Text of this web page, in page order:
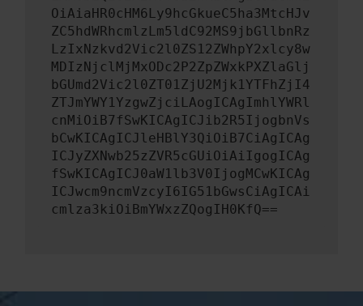
OiAiaHR0cHM6Ly9hcGkueC5ha3MtcHJv
ZC5hdWRhcmlzLm5ldC92MS9jbGllbnRz
LzIxNzkvd2Vic2l0ZS12ZWhpY2xlcy8w
MDIzNjclMjMxODc2P2ZpZWxkPXZlaGlj
bGUmd2Vic2l0ZT01ZjU2Mjk1YTFhZjI4
ZTJmYWY1YzgwZjciLAogICAgImhlYWRl
cnMiOiB7fSwKICAgICJib2R5IjogbnVs
bCwKICAgICJleHBlY3QiOiB7CiAgICAg
ICJyZXNwb25zZVR5cGUiOiAiIgogICAg
fSwKICAgICJ0aW1lb3V0IjogMCwKICAg
ICJwcm9ncmVzcyI6IG51bGwsCiAgICAi
cmlza3kiOiBmYWxzZQogIH0KfQ==